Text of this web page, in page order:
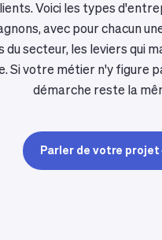
Voici les types
avec pour chacun
du secteur, les leviers qui
Si votre métier n'y figure
démarche reste la
Parler de votre projet